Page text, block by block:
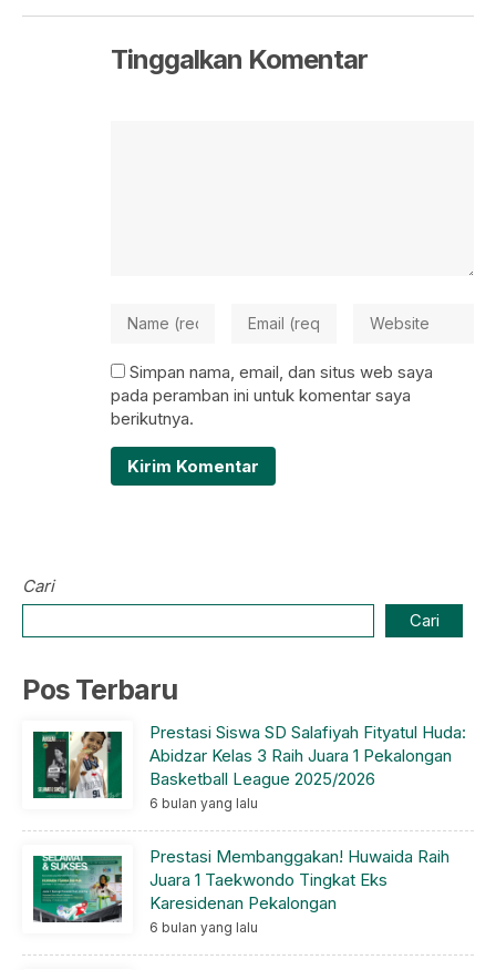
Tinggalkan Komentar
Simpan nama, email, dan situs web saya
pada peramban ini untuk komentar saya
berikutnya.
Cari
Cari
Pos Terbaru
Prestasi Siswa SD Salafiyah Fityatul Huda:
Abidzar Kelas 3 Raih Juara 1 Pekalongan
Basketball League 2025/2026
6 bulan yang lalu
Prestasi Membanggakan! Huwaida Raih
Juara 1 Taekwondo Tingkat Eks
Karesidenan Pekalongan
6 bulan yang lalu